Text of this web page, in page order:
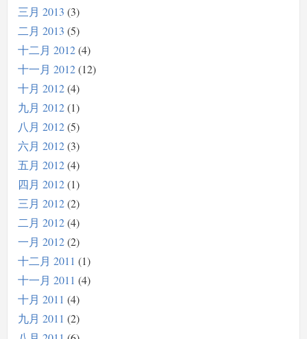
三月 2013 3
二月 2013 5
十二月 2012 4
十一月 2012 12
十月 2012 4
九月 2012 1
八月 2012 5
六月 2012 3
五月 2012 4
四月 2012 1
三月 2012 2
二月 2012 4
一月 2012 2
十二月 2011
1
十一月 2011 4
十月 2011 4
九月 2011 2